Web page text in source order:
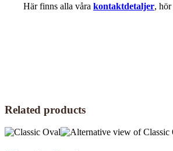
Här finns alla våra kontaktdetaljer,
Related products